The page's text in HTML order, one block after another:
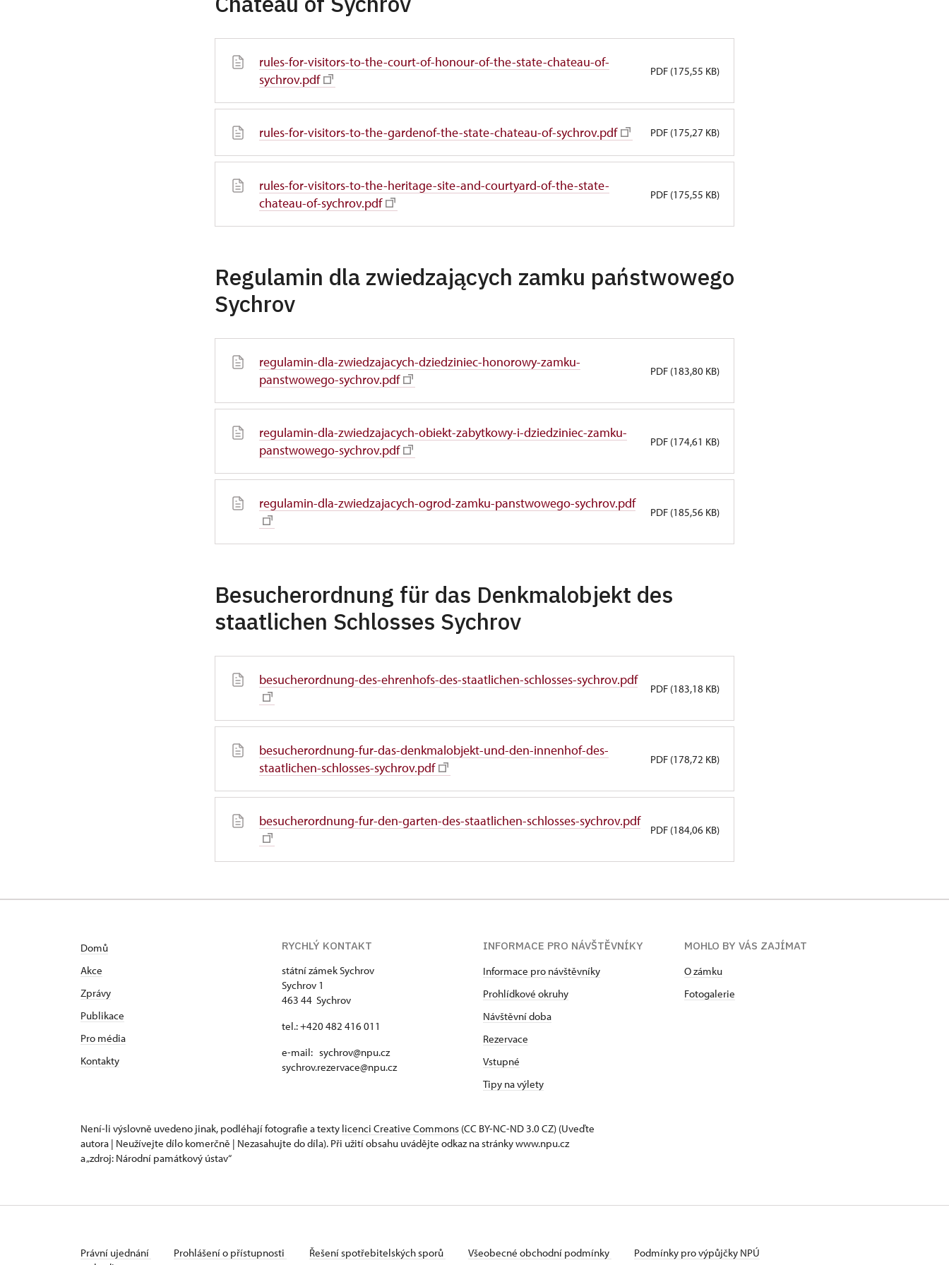
rules-for-visitors-to-the-court-of-honour-of-the-state-chateau-of-
sychrov.pdf
PDF (175,55 KB)
rules-for-visitors-to-the-gardenof-the-state-chateau-of-sychrov.pdf PDF (175,27 KB)
rules-for-visitors-to-the-heritage-site-and-courtyard-of-the-state-
chateau-of-sychrov.pdf
PDF (175,55 KB)
Regulamin dla zwiedzających zamku państwowego
Sychrov
regulamin-dla-zwiedzajacych-dziedziniec-honorowy-zamku-
panstwowego-sychrov.pdf
PDF (183,80 KB)
regulamin-dla-zwiedzajacych-obiekt-zabytkowy-i-dziedziniec-zamku-
panstwowego-sychrov.pdf
PDF (174,61 KB)
regulamin-dla-zwiedzajacych-ogrod-zamku-panstwowego-sychrov.pdf
PDF (185,56 KB)
Besucherordnung für das Denkmalobjekt des
staatlichen Schlosses Sychrov
besucherordnung-des-ehrenhofs-des-staatlichen-schlosses-sychrov.pdf
PDF (183,18 KB)
besucherordnung-fur-das-denkmalobjekt-und-den-innenhof-des-
staatlichen-schlosses-sychrov.pdf
PDF (178,72 KB)
besucherordnung-fur-den-garten-des-staatlichen-schlosses-sychrov.pdf
PDF (184,06 KB)
Domů
Akce
Zprávy
Publikace
Pro média
Kontakty
RYCHLÝ KONTAKT
státní zámek Sychrov
Sychrov 1
463 44 Sychrov
tel.: +420 482 416 011
e-mail: sychrov@npu.cz
sychrov.rezervace@npu.cz
INFORMACE PRO NÁVŠTĚVNÍKY
Informace pro návštěvníky
Prohlídkové okruhy
Návštěvní doba
Rezervace
Vstupné
Tipy na výlety
MOHLO BY VÁS ZAJÍMAT
O zámku
Fotogalerie
Není-li výslovně uvedeno jinak, podléhají fotografie a texty licenci Creative Commons (CC BY-NC-ND 3.0 CZ) (Uveďte
autora | Neužívejte dílo komerčně | Nezasahujte do díla). Při užití obsahu uvádějte odkaz na stránky www.npu.cz
a „zdroj: Národní památkový ústav“
Právní ujednání Prohlášení o přístupnosti Řešení spotřebitelských sporů Všeobecné obchodní podmínky
Podmínky pro výpůjčky NPÚ